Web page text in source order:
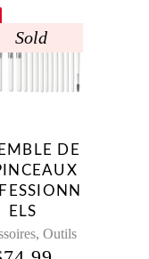
Sold
DE
ELS
, Outils